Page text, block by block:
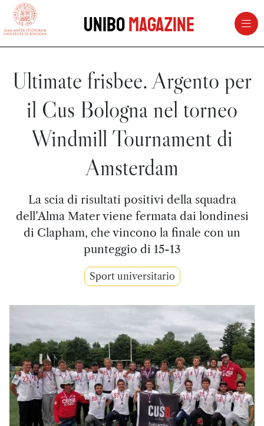
vai al contenuto della pagina
UniboMagazine
Ultimate frisbee. Argento per
il Cus Bologna nel torneo
Windmill Tournament di
Amsterdam
La scia di risultati positivi della squadra
dell’Alma Mater viene fermata dai londinesi
di Clapham, che vincono la finale con un
punteggio di 15-13
Sport universitario